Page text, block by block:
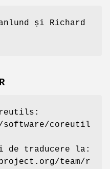
și Richard
software/coreutil
de traducere la:
team/r